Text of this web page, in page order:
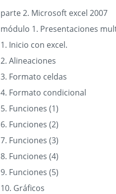
parte 2. Microsoft excel 2007
módulo 1. Presentaciones
1. Inicio con excel.
2. Alineaciones
3. Formato celdas
4. Formato condicional
5. Funciones (1)
6. Funciones (2)
7. Funciones (3)
8. Funciones (4)
9. Funciones (5)
10. Gráficos